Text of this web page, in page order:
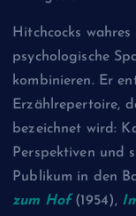
Hitchcocks
psychologische
kombinieren. Er
Erzählrepertoire,
bezeichnet wird:
Perspektiven und
Publikum in den
zum Hof (1954),